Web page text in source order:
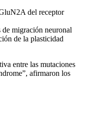
del receptor
migración neuronal
de la plasticidad
entre las mutaciones
afirmaron los